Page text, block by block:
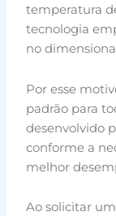
temperatura
tecnologia
no
Por esse
padrão para
desenvolvido
conforme a
melhor
Ao solicitar